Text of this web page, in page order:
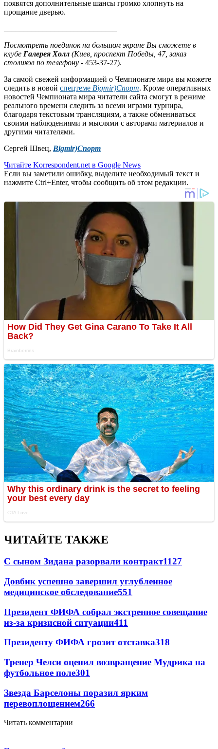
появятся дополнительные шансы громко хлопнуть на
прощание дверью.
Посмотреть поединок на большом экране Вы сможете в
клубе Галерея Холл (Киев, проспект Победы, 47, заказ
столиков по телефону - 453-37-27).
За самой свежей информацией о Чемпионате мира вы можете
следить в новой спецтеме Bigmir)Спорт. Кроме оперативных
новостей Чемпионата мира читатели сайта смогут в режиме
реального времени следить за всеми играми турнира,
благодаря текстовым трансляциям, а также обмениваться
своими наблюдениями и мыслями с авторами материалов и
другими читателями.
Сергей Швец, Bigmir)Спорт
Читайте Korrespondent.net в Google News
Если вы заметили ошибку, выделите необходимый текст и
нажмите Ctrl+Enter, чтобы сообщить об этом редакции.
ЧИТАЙТЕ ТАКЖЕ
С сыном Зидана разорвали контракт1127
Довбик успешно завершил углубленное
медицинское обследование551
Президент ФИФА собрал экстренное совещание
из-за кризисной ситуации411
Президенту ФИФА грозит отставка318
Тренер Челси оценил возвращение Мудрика на
футбольное поле301
Звезда Барселоны поразил ярким
перевоплощением266
Читать комментарии